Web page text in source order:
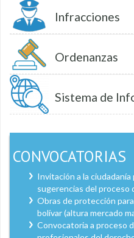
Infracciones
Ordenanzas
Sistema de
CONVOCATORIAS
Invitación a la
sugerencias del proceso
Obras de protección
bolívar (altura mercado
Convocatoria a proceso